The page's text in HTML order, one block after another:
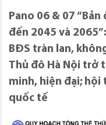
Pano 06 & 07
đến 2045 và
BĐS tràn lan,
Thủ đô Hà Nội trở
minh, hiện đại; hội
quốc tế